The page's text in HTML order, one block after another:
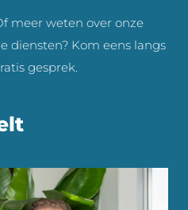
meer weten over onze
diensten? Kom eens langs
gesprek.